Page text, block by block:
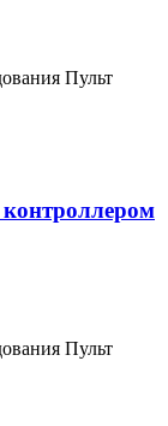
Пульт
Пульт